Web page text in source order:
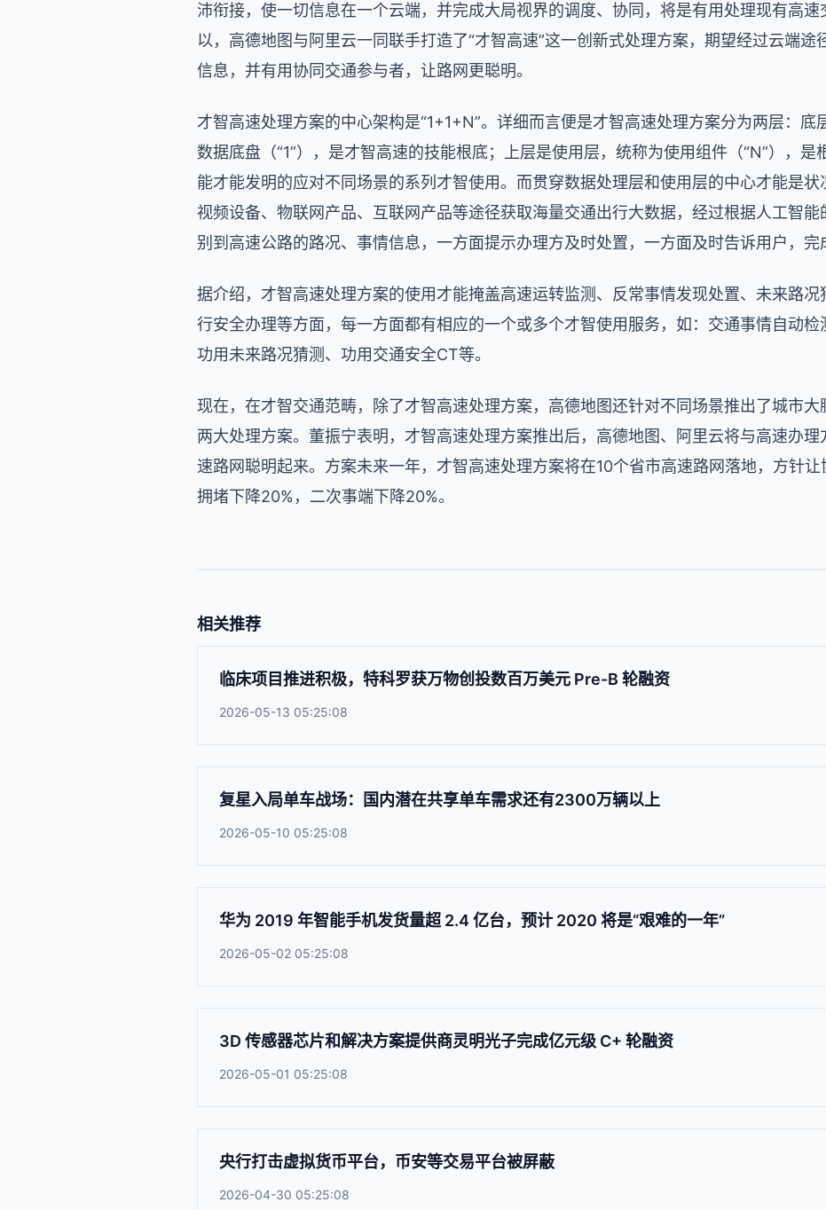
沛衔接，使一切信息在一个云端，并完成大局视界的调度、协同，将是有用处理现有高
以，高德地图与阿里云一同联手打造了“才智高速”这一创新式处理方案，期望经过云端途
信息，并有用协同交通参与者，让路网更聪明。
才智高速处理方案的中心架构是“1+1+N”。详细而言便是才智高速处理方案分为两层：底
数据底盘（“1”），是才智高速的技能根底；上层是使用层，统称为使用组件（“N”），是
能才能发明的应对不同场景的系列才智使用。而贯穿数据处理层和使用层的中心才能是状
视频设备、物联网产品、互联网产品等途径获取海量交通出行大数据，经过根据人工智能
别到高速公路的路况、事情信息，一方面提示办理方及时处置，一方面及时告诉用户，完
据介绍，才智高速处理方案的使用才能掩盖高速运转监测、反常事情发现处置、未来路况
行安全办理等方面，每一方面都有相应的一个或多个才智使用服务，如：交通事情自动检
功用未来路况猜测、功用交通安全CT等。
现在，在才智交通范畴，除了才智高速处理方案，高德地图还针对不同场景推出了城市
两大处理方案。董振宁表明，才智高速处理方案推出后，高德地图、阿里云将与高速办
速路网聪明起来。方案未来一年，才智高速处理方案将在10个省市高速路网落地，方针
拥堵下降20%，二次事端下降20%。
相关推荐
临床项目推进积极，特科罗获万物创投数百万美元 Pre-B 轮融资
2026-05-13 05:25:08
复星入局单车战场：国内潜在共享单车需求还有2300万辆以上
2026-05-10 05:25:08
华为 2019 年智能手机发货量超 2.4 亿台，预计 2020 将是“艰难的一年”
2026-05-02 05:25:08
3D 传感器芯片和解决方案提供商灵明光子完成亿元级 C+ 轮融资
2026-05-01 05:25:08
央行打击虚拟货币平台，币安等交易平台被屏蔽
2026-04-30 05:25:08